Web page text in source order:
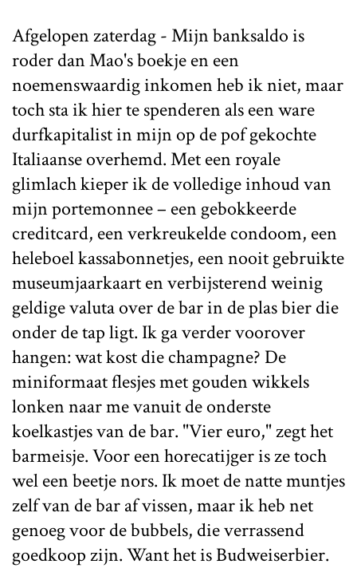
Afgelopen zaterdag - Mijn banksaldo is
roder dan Mao's boekje en een
noemenswaardig inkomen heb ik niet, maar
toch sta ik hier te spenderen als een ware
durfkapitalist in mijn op de pof gekochte
Italiaanse overhemd. Met een royale
glimlach kieper ik de volledige inhoud van
mijn portemonnee – een gebokkeerde
creditcard, een verkreukelde condoom, een
heleboel kassabonnetjes, een nooit gebruikte
museumjaarkaart en verbijsterend weinig
geldige valuta over de bar in de plas bier die
onder de tap ligt. Ik ga verder voorover
hangen: wat kost die champagne? De
miniformaat flesjes met gouden wikkels
lonken naar me vanuit de onderste
koelkastjes van de bar. "Vier euro," zegt het
barmeisje. Voor een horecatijger is ze toch
wel een beetje nors. Ik moet de natte muntjes
zelf van de bar af vissen, maar ik heb net
genoeg voor de bubbels, die verrassend
goedkoop zijn. Want het is Budweiserbier.